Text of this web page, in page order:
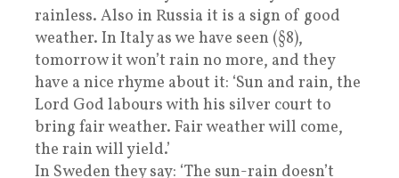
rainless. Also in Russia it is a sign of good
weather. In Italy as we have seen (§8),
tomorrow it won’t rain no more, and they
have a nice rhyme about it: ‘Sun and rain, the
Lord God labours with his silver court to
bring fair weather. Fair weather will come,
the rain will yield.’
In Sweden they say: ‘The sun-rain doesn’t